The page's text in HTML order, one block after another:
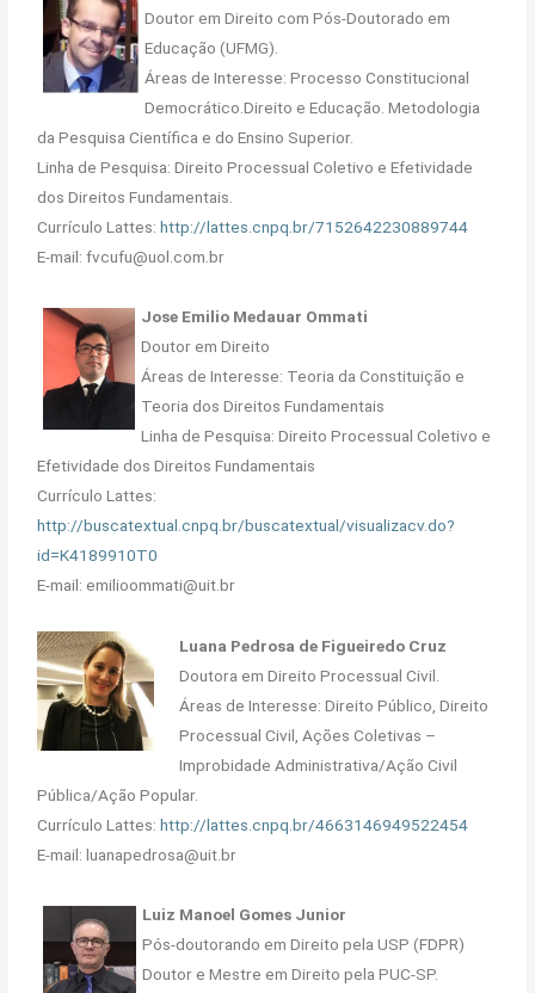
Doutor em Direito com Pós-Doutorado em
Educação (UFMG).
Áreas de Interesse: Processo Constitucional
Democrático.Direito e Educação. Metodologia
da Pesquisa Científica e do Ensino Superior.
Linha de Pesquisa: Direito Processual Coletivo e Efetividade
dos Direitos Fundamentais.
Currículo Lattes:http://lattes.cnpq.br/7152642230889744
E-mail: fvcufu@uol.com.br
Jose Emilio Medauar Ommati
Doutor em Direito
Áreas de Interesse: Teoria da Constituição e
Teoria dos Direitos Fundamentais
Linha de Pesquisa: Direito Processual Coletivo e
Efetividade dos Direitos Fundamentais
Currículo Lattes:
http://buscatextual.cnpq.br/buscatextual/visualizacv.do?
id=K4189910T0
E-mail: emilioommati@uit.br
Luana Pedrosa de Figueiredo Cruz
Doutora em Direito Processual Civil.
Áreas de Interesse: Direito Público, Direito
Processual Civil, Ações Coletivas –
Improbidade Administrativa/Ação Civil
Pública/Ação Popular.
Currículo Lattes:http://lattes.cnpq.br/4663146949522454
E-mail: luanapedrosa@uit.br
Luiz Manoel Gomes Junior
Pós-doutorando em Direito pela USP (FDPR)
Doutor e Mestre em Direito pela PUC-SP.